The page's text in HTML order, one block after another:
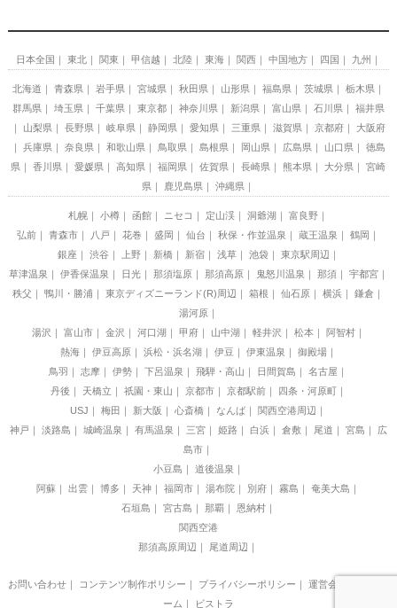
日本全国 東北 関東 甲信越 北陸 東海 関西 中国地方 四国 九州
北海道 青森県 岩手県 宮城県 秋田県 山形県 福島県 茨城県
栃木県
群馬県
埼玉県 千葉県 東京都 神奈川県 新潟県 富山県 石川県
福井県
山梨県
長野県 岐阜県 静岡県 愛知県 三重県 滋賀県 京都府
大阪府
兵庫県
奈良県 和歌山県 鳥取県 島根県 岡山県 広島県 山口県
徳島
県
香川県 愛媛県 高知県 福岡県 佐賀県 長崎県 熊本県 大分県
宮崎
県
鹿児島県 沖縄県
札幌 小樽 函館 ニセコ 定山渓 洞爺湖
富良野
弘前
青森市 八戸 花巻 盛岡 仙台 秋保・作並温泉 蔵王温泉
鶴岡
銀座
渋谷 上野 新橋 新宿 浅草 池袋
東京駅周辺
草津温泉
伊香保温泉 日光 那須塩原 那須高原 鬼怒川温泉 那須
宇都宮
秩父
鴨川・勝浦 東京ディズニーランド(R)周辺 箱根 仙石原 横浜
鎌倉
湯河原
湯沢
富山市 金沢 河口湖 甲府 山中湖 軽井沢 松本
阿智村
熱海
伊豆高原 浜松・浜名湖 伊豆 伊東温泉
御殿場
鳥羽
志摩 伊勢 下呂温泉 飛騨・高山 日間賀島
名古屋
丹後
天橋立 祇園・東山 京都市 京都駅前
四条・河原町
USJ
梅田 新大阪 心斎橋 なんば
関西空港周辺
神戸
淡路島 城崎温泉 有馬温泉 三宮 姫路 白浜 倉敷 尾道 宮島
広
島市
小豆島
道後温泉
阿蘇
出雲 博多 天神 福岡市 湯布院 別府 霧島
奄美大島
石垣島
宮古島 那覇
恩納村
関西空港
那須高原周辺
尾道周辺
お問い合わせ｜ コンテンツ制作ポリシー ｜ プライバシーポリシー ｜ 運営会社
ーム ｜ ビストラ